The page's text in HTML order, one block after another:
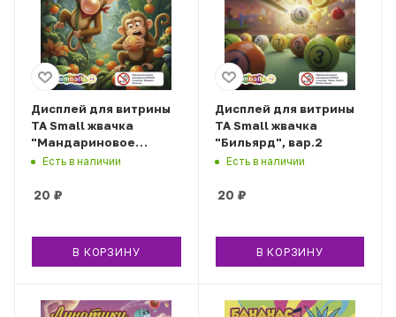
Дисплей для витрины
ТА Small жвачка
"Мандариновое
настроение", вар.2
Есть в наличии
20 ₽
В КОРЗИНУ
Дисплей для витрины
ТА Small жвачка
"Бильярд", вар.2
Есть в наличии
20 ₽
В КОРЗИНУ